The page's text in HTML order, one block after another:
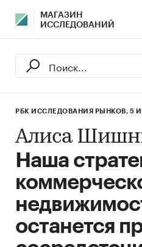
МАГАЗИН
ИССЛЕДОВАНИЙ
РБК ИССЛЕДОВАНИЯ РЫНКОВ, 5
Алиса
Наша
останется